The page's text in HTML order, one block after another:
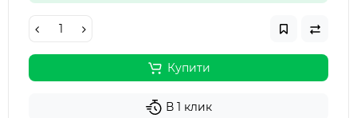
Купити
В 1 клик